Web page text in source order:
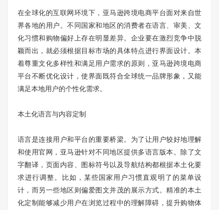
在全球化的互联网环境下，亚马逊跨境电商平台面对来自世
界各地的用户。不同国家和地区的消费者在语言、审美、文
化习惯和购物偏好上存在明显差异。企业要在激烈竞争中脱
颖而出，就必须根据目标市场的具体特点进行界面设计。本
着尊重文化多样性和满足用户需求的原则，亚马逊跨境电商
平台不断优化设计，使界面既符合全球统一品牌形象，又能
满足本地用户的个性化需求。
本土化语言与内容定制
语言是连接用户和平台的重要桥梁。为了让用户较好地理解
和使用官网，亚马逊针对不同地区提供多语言版本。除了文
字翻译，页面内容、图标符号以及导航结构都根据本土化要
求进行调整。比如，某些国家用户习惯直观明了的菜单设
计，而另一些地区则偏爱图文并茂的展示方式。精准的本土
化定制能够减少用户在浏览过程中的理解障碍，提升购物体